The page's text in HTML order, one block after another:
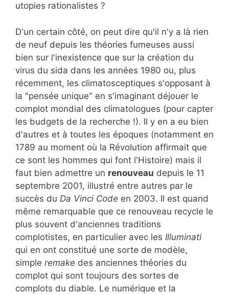
utopies rationalistes ?
D'un certain côté, on peut dire qu'il n'y a là rien
de neuf depuis les théories fumeuses aussi
bien sur l'inexistence que sur la création du
virus du sida dans les années 1980 ou, plus
récemment, les climatosceptiques s'opposant à
la "pensée unique" en s'imaginant déjouer le
complot mondial des climatologues (pour capter
les budgets de la recherche !). Il y en a eu bien
d'autres et à toutes les époques (notamment en
1789 au moment où la Révolution affirmait que
ce sont les hommes qui font l'Histoire) mais il
faut bien admettre un renouveau depuis le 11
septembre 2001, illustré entre autres par le
succès du Da Vinci Code en 2003. Il est quand
même remarquable que ce renouveau recycle le
plus souvent d'anciennes traditions
complotistes, en particulier avec les Illuminati
qui en ont constitué une sorte de modèle,
simple remake des anciennes théories du
complot qui sont toujours des sortes de
complots du diable. Le numérique et la